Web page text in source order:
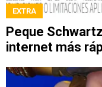
EXTRA
Peque
internet más